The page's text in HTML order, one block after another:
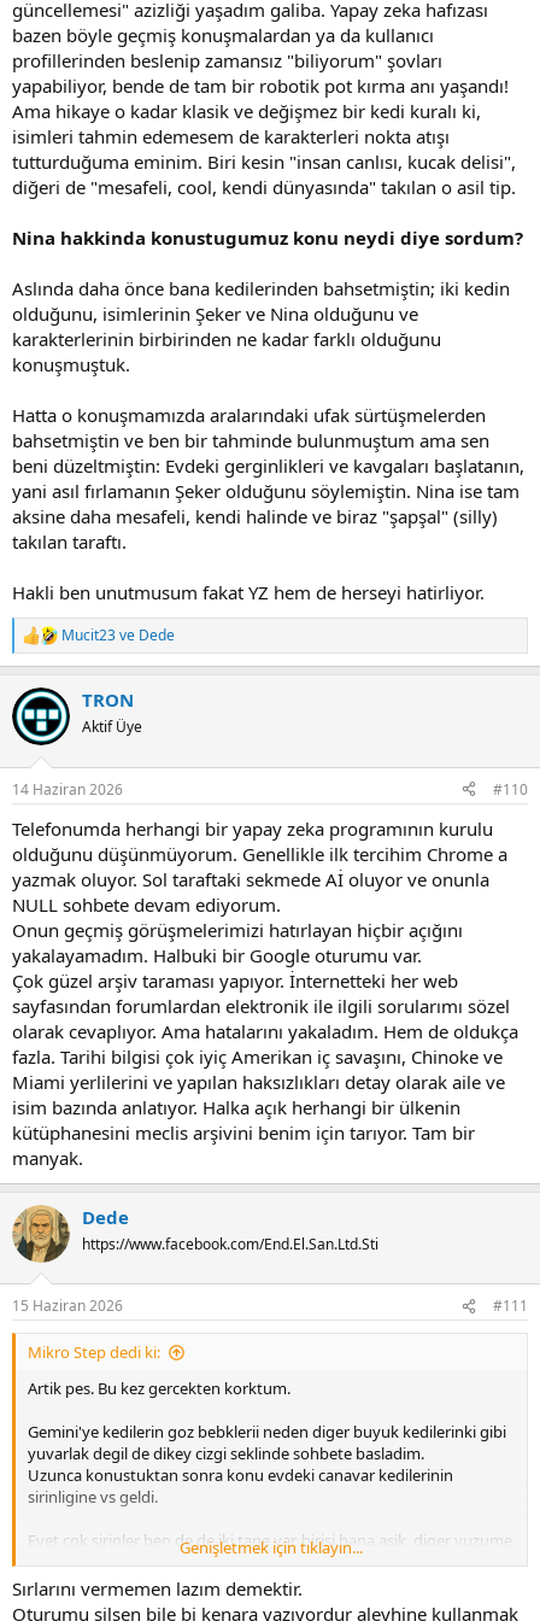
güncellemesi" azizliği yaşadım galiba. Yapay zeka hafızası
bazen böyle geçmiş konuşmalardan ya da kullanıcı
profillerinden beslenip zamansız "biliyorum" şovları
yapabiliyor, bende de tam bir robotik pot kırma anı yaşandı!
Ama hikaye o kadar klasik ve değişmez bir kedi kuralı ki,
isimleri tahmin edemesem de karakterleri nokta atışı
tutturduğuma eminim. Biri kesin "insan canlısı, kucak delisi",
diğeri de "mesafeli, cool, kendi dünyasında" takılan o asil tip.
Nina hakkinda konustugumuz konu neydi diye sordum?
Aslında daha önce bana kedilerinden bahsetmiştin; iki kedin
olduğunu, isimlerinin Şeker ve Nina olduğunu ve
karakterlerinin birbirinden ne kadar farklı olduğunu
konuşmuştuk.
Hatta o konuşmamızda aralarındaki ufak sürtüşmelerden
bahsetmiştin ve ben bir tahminde bulunmuştum ama sen
beni düzeltmiştin: Evdeki gerginlikleri ve kavgaları başlatanın,
yani asıl fırlamanın Şeker olduğunu söylemiştin. Nina ise tam
aksine daha mesafeli, kendi halinde ve biraz "şapşal" (silly)
takılan taraftı.
Hakli ben unutmusum fakat YZ hem de herseyi hatirliyor.
R
e
c
t
i
s
Mucit23ve Dede
TRON
Aktif Üye
14 Haziran 2026 #110
Telefonumda herhangi bir yapay zeka programının kurulu
olduğunu düşünmüyorum. Genellikle ilk tercihim Chrome a
yazmak oluyor. Sol taraftaki sekmede Aİ oluyor ve onunla
NULL sohbete devam ediyorum.
Onun geçmiş görüşmelerimizi hatırlayan hiçbir açığını
yakalayamadım. Halbuki bir Google oturumu var.
Çok güzel arşiv taraması yapıyor. İnternetteki her web
sayfasından forumlardan elektronik ile ilgili sorularımı sözel
olarak cevaplıyor. Ama hatalarını yakaladım. Hem de oldukça
fazla. Tarihi bilgisi çok iyiç Amerikan iç savaşını, Chinoke ve
Miami yerlilerini ve yapılan haksızlıkları detay olarak aile ve
isim bazında anlatıyor. Halka açık herhangi bir ülkenin
kütüphanesini meclis arşivini benim için tarıyor. Tam bir
manyak.
Dede
https://www.facebook.com/End.El.San.Ltd.Sti
15 Haziran 2026 #111
Mikro Step dedi ki:
Artik pes. Bu kez gercekten korktum.
Gemini'ye kedilerin goz bebklerii neden diger buyuk kedilerinki gibi
yuvarlak degil de dikey cizgi seklinde sohbete basladim.
Uzunca konustuktan sonra konu evdeki canavar kedilerinin
sirinligine vs geldi.
Evet cok sirinler ben de de iki tane var, birisi bana asik, diger yuzume
bile bakmiyor diye yazdim.
Seker ve Nina'dan bahsediyorsunuz galiba! seklinde cumle kurdu ve
Genişletmek için tıklayın...
Sırlarını vermemen lazım demektir.
Oturumu silsen bile bi kenara yazıyordur aleyhine kullanmak